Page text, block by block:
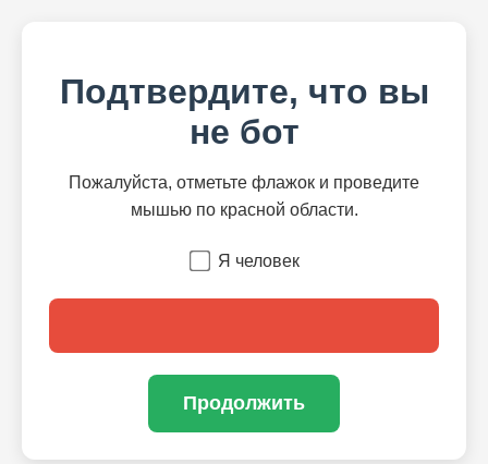
Подтвердите, что вы
не бот
Пожалуйста, отметьте флажок и проведите
мышью по красной области.
Я человек
Продолжить